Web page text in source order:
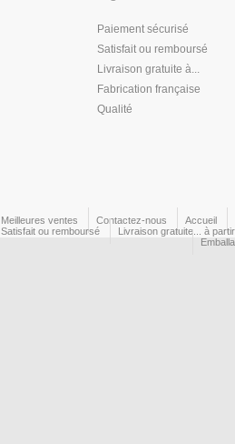
Paiement sécurisé
Satisfait ou remboursé
Livraison gratuite à...
Fabrication française
Qualité
Meilleures ventes Contactez-nous Accueil
Satisfait ou remboursé
Livraison gratuite... à